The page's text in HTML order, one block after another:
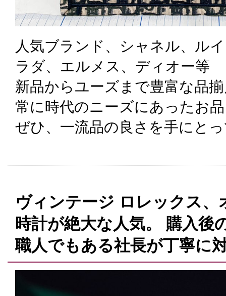
人気ブランド、シャネル、ル
ラダ、エルメス、ディオー等
新品からユーズまで豊富な品
常に時代のニーズにあったお
ぜひ、一流品の良さを手にと
ヴィンテージ ロレックス
時計が絶大な人気。 購入後
職人でもある社長が丁寧に